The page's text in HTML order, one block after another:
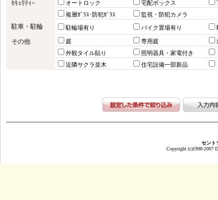
ｾｷｭﾘﾃｨｰ オートロック 宅配ボックス
複層ｶﾞﾗｽ･防犯ｶﾞﾗｽ
監視・防犯カメラ
駐車・駐輪 駐輪場有り バイク置場有り
その他 庭 専用庭
外観タイル貼り
照明器具・家電付き
近隣サクラ並木
住宅設備一部新品
セント
Copyright (c)1998-2007